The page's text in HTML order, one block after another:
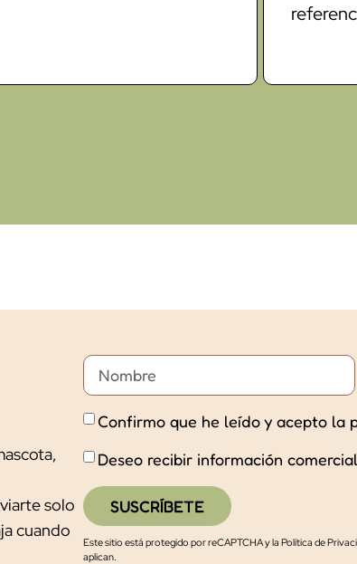
solo
cuando
Confirmo que he leído y acepto la
Deseo recibir información
SUSCRÍBETE
Este sitio está protegido por reCAPTCHA y la Política de
aplican.